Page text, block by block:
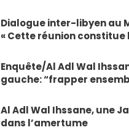
Dialogue inter-libyen au
« Cette réunion
Enquête/Al Adl Wal
gauche: “frapper
Al Adl Wal Ihssane, une
dans l’amertume